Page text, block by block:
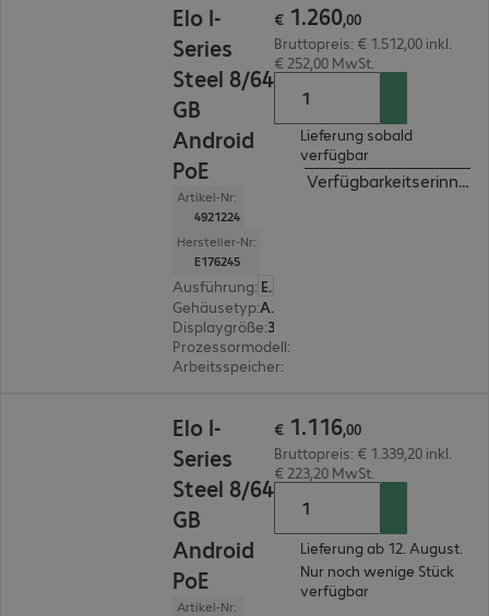
Elo I-
Series
Steel 8/64
GB
Android
PoE
Artikel-Nr:
4921224
Hersteller-Nr:
E176245
Ausführung:
Europäisch
Gehäusetyp:
All-in-One
Displaygröße:
Prozessormodell:
Arbeitsspeicher:
€ 1.260,00
Bruttopreis: € 1.512,00 inkl.
€ 252,00 MwSt.
Lieferung sobald
verfügbar
Elo I-
Series
Steel 8/64
GB
Android
PoE
Artikel-Nr:
€ 1.116,00
Bruttopreis: € 1.339,20 inkl.
€ 223,20 MwSt.
Lieferung ab 12. August.
Nur noch wenige Stück
verfügbar